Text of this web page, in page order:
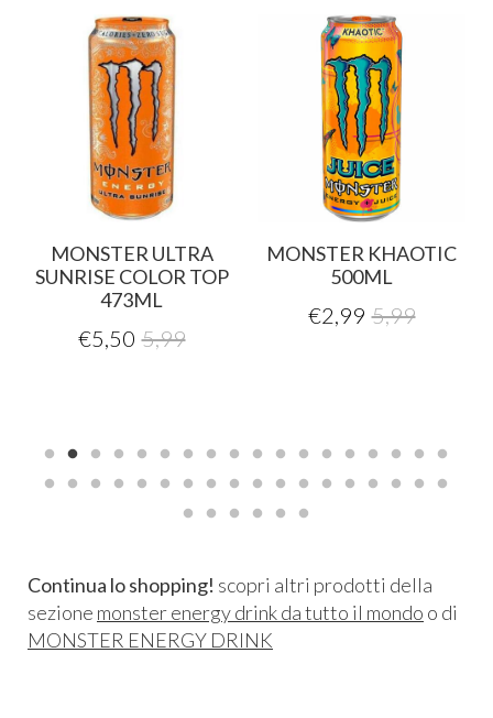
MONSTER ULTRA
SUNRISE COLOR TOP
473ML
€5,50 5,99
MONSTER KHAOTIC
500ML
€2,99 5,99
Continua lo shopping! scopri altri prodotti della
sezione monster energy drink da tutto il mondo o di
MONSTER ENERGY DRINK